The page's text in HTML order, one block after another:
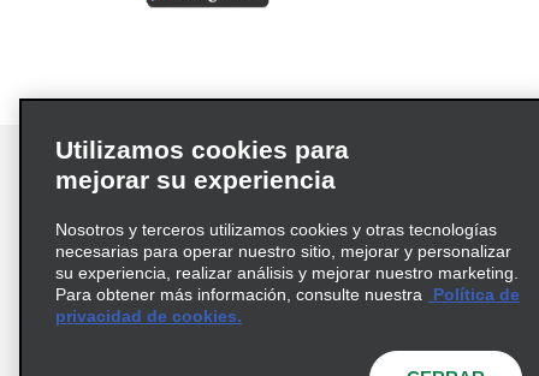
Términos de uso
Política de privacidad
Política de cookies
Información de Salud del Consumidor
Utilizamos cookies para
mejorar su experiencia
Nosotros y terceros utilizamos cookies y otras tecnologías
necesarias para operar nuestro sitio, mejorar y personalizar
su experiencia, realizar análisis y mejorar nuestro marketing.
Para obtener más información, consulte nuestra
Política de
privacidad de cookies.